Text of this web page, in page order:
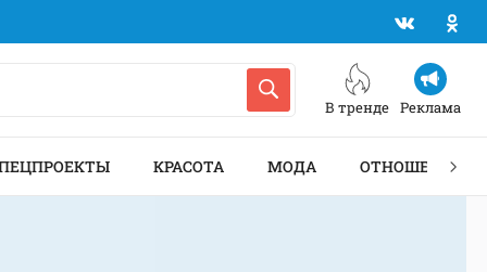
В тренде Реклама
КРАСОТА МОДА ОТНОШЕНИЯ